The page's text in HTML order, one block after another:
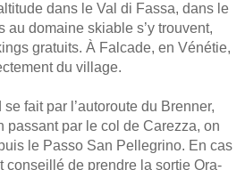
dans le Val di Fassa, dans le
au domaine skiable s’y trouvent,
gratuits. À Falcade, en Vénétie,
du village.
se fait par l’autoroute du Brenner,
passant par le col de Carezza, on
le Passo San Pellegrino. En cas
conseillé de prendre la sortie Ora-